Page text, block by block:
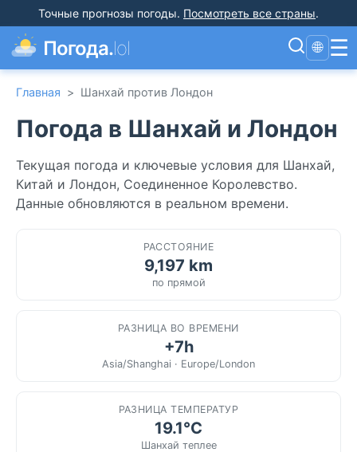
Точные прогнозы погоды. Посмотреть все страны.
Погода.lol 🌐 ☰
Главная > Шанхай против Лондон
Погода в Шанхай и Лондон
Текущая погода и ключевые условия для Шанхай,
Китай и Лондон, Соединенное Королевство.
Данные обновляются в реальном времени.
РАССТОЯНИЕ
9,197 km
по прямой
РАЗНИЦА ВО ВРЕМЕНИ
+7h
Asia/Shanghai · Europe/London
РАЗНИЦА ТЕМПЕРАТУР
19.1°C
Шанхай теплее